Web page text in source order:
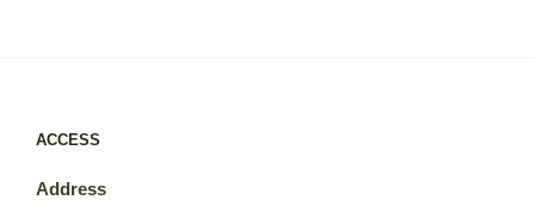
ACCESS
Address